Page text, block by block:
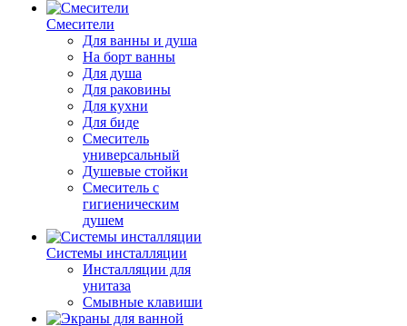
Смесители
Для ванны и душа
На борт ванны
Для душа
Для раковины
Для кухни
Для биде
Смеситель
универсальный
Душевые стойки
Смеситель с
гигиеническим
душем
Системы инсталляции
Инсталляции для
унитаза
Смывные клавиши